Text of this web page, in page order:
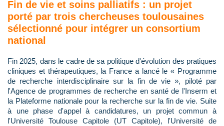
Fin de vie et soins palliatifs : un projet
porté par trois chercheuses toulousaines
sélectionné pour intégrer un consortium
national
Fin 2025, dans le cadre de sa politique d'évolution des pratiques
cliniques et thérapeutiques, la France a lancé le « Programme
de recherche interdisciplinaire sur la fin de vie », piloté par
l'Agence de programmes de recherche en santé de l'Inserm et
la Plateforme nationale pour la recherche sur la fin de vie. Suite
à une phase d'appel à candidatures, un projet commun à
l'Université Toulouse Capitole (UT Capitole), l'Université de